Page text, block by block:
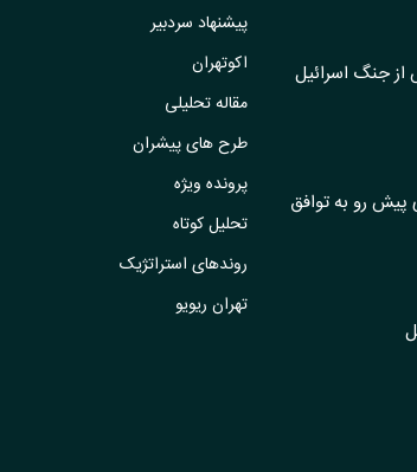
از جنگ اسرائیل
پیش رو به توافق
پیشنهاد سردبیر
اکوتهران
مقاله تحلیلی
طرح های پیشران
پرونده ویژه
تحلیل کوتاه
روندهای استراتژیک
تهران ریویو